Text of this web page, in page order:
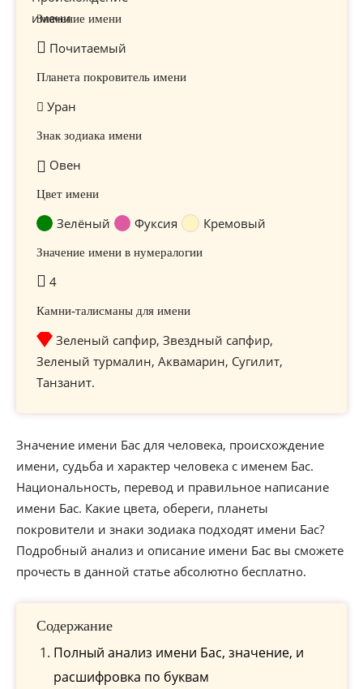
Значение имени
Почитаемый
Планета покровитель имени
Уран
Знак зодиака имени
Овен
Цвет имени
Зелёный Фуксия Кремовый
Значение имени в нумералогии
4
Камни-талисманы для имени
Зеленый сапфир, Звездный сапфир,
Зеленый турмалин, Аквамарин, Сугилит,
Танзанит.
Значение имени Бас для человека, происхождение
имени, судьба и характер человека с именем Бас.
Национальность, перевод и правильное написание
имени Бас. Какие цвета, обереги, планеты
покровители и знаки зодиака подходят имени Бас?
Подробный анализ и описание имени Бас вы сможете
прочесть в данной статье абсолютно бесплатно.
Содержание
Полный анализ имени Бас, значение, и
расшифровка по буквам